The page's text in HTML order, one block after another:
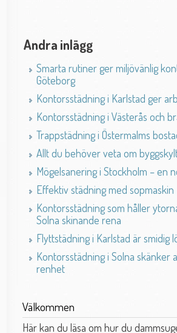
Andra inlägg
Smarta rutiner ger miljövänlig
Göteborg
Kontorsstädning i Karlstad ger
Kontorsstädning i Västerås och
Trappstädning i Östermalms
Allt du behöver veta om
Mögelsanering i Stockholm – en
Effektiv städning med sopmaskin
Kontorsstädning som håller
Solna skinande rena
Flyttstädning i Karlstad är smidig
Kontorsstädning i Solna skänker
renhet
Välkommen
Här kan du läsa om hur du